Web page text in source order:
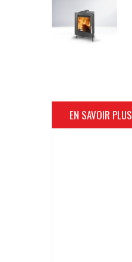
EN SAVOIR PLUS